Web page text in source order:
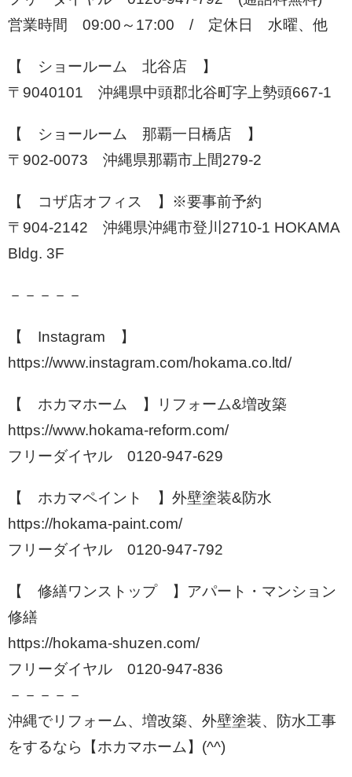
営業時間 09:00～17:00 / 定休日 水曜、他
【 ショールーム 北谷店 】
〒9040101 沖縄県中頭郡北谷町字上勢頭667-1
【 ショールーム 那覇一日橋店 】
〒902-0073 沖縄県那覇市上間279-2
【 コザ店オフィス 】※要事前予約
〒904-2142 沖縄県沖縄市登川2710-1 HOKAMA
Bldg. 3F
－－－－－
【 Instagram 】
https://www.instagram.com/hokama.co.ltd/
【 ホカマホーム 】リフォーム&増改築
https://www.hokama-reform.com/
フリーダイヤル 0120-947-629
【 ホカマペイント 】外壁塗装&防水
https://hokama-paint.com/
フリーダイヤル 0120-947-792
【 修繕ワンストップ 】アパート・マンション
修繕
https://hokama-shuzen.com/
フリーダイヤル 0120-947-836
－－－－－
沖縄でリフォーム、増改築、外壁塗装、防水工事
をするなら【ホカマホーム】(^^)